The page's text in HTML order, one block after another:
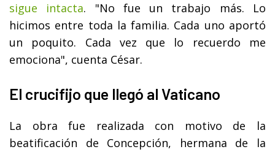
sigue intacta. "No fue un trabajo más. Lo
hicimos entre toda la familia. Cada uno aportó
un poquito. Cada vez que lo recuerdo me
emociona", cuenta César.
El crucifijo que llegó al Vaticano
La obra fue realizada con motivo de la
beatificación de Concepción, hermana de la